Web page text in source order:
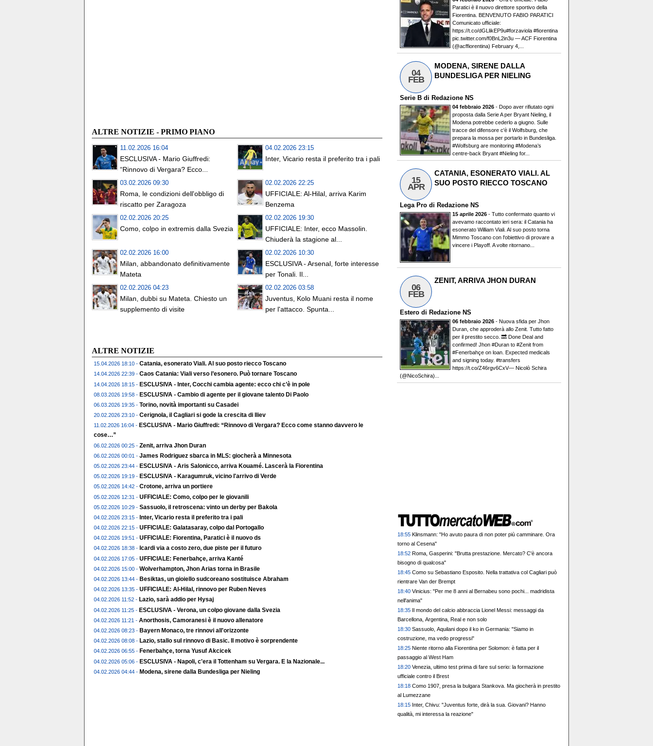
ALTRE NOTIZIE - PRIMO PIANO
11.02.2026 16:04
ESCLUSIVA - Mario Giuffredi:
“Rinnovo di Vergara? Ecco...
04.02.2026 23:15
Inter, Vicario resta il preferito tra i pali
03.02.2026 09:30
Roma, le condizioni dell'obbligo di
riscatto per Zaragoza
02.02.2026 22:25
UFFICIALE: Al-Hilal, arriva Karim
Benzema
02.02.2026 20:25
Como, colpo in extremis dalla Svezia
02.02.2026 19:30
UFFICIALE: Inter, ecco Massolin.
Chiuderà la stagione al...
02.02.2026 16:00
Milan, abbandonato definitivamente
Mateta
02.02.2026 10:30
ESCLUSIVA - Arsenal, forte interesse
per Tonali. Il...
02.02.2026 04:23
Milan, dubbi su Mateta. Chiesto un
supplemento di visite
02.02.2026 03:58
Juventus, Kolo Muani resta il nome
per l'attacco. Spunta...
ALTRE NOTIZIE
15.04.2026 18:10 - Catania, esonerato Viali. Al suo posto riecco Toscano
14.04.2026 22:39 - Caos Catania: Viali verso l’esonero. Può tornare Toscano
14.04.2026 18:15 - ESCLUSIVA - Inter, Cocchi cambia agente: ecco chi c’è in pole
08.03.2026 19:58 - ESCLUSIVA - Cambio di agente per il giovane talento Di Paolo
06.03.2026 19:35 - Torino, novità importanti su Casadei
20.02.2026 23:10 - Cerignola, il Cagliari si gode la crescita di Iliev
11.02.2026 16:04 - ESCLUSIVA - Mario Giuffredi: “Rinnovo di Vergara? Ecco come stanno davvero le
cose…”
06.02.2026 00:25 - Zenit, arriva Jhon Duran
06.02.2026 00:01 - James Rodriguez sbarca in MLS: giocherà a Minnesota
05.02.2026 23:44 - ESCLUSIVA - Aris Salonicco, arriva Kouamé. Lascerà la Fiorentina
05.02.2026 19:19 - ESCLUSIVA - Karagumruk, vicino l'arrivo di Verde
05.02.2026 14:42 - Crotone, arriva un portiere
05.02.2026 12:31 - UFFICIALE: Como, colpo per le giovanili
05.02.2026 10:29 - Sassuolo, il retroscena: vinto un derby per Bakola
04.02.2026 23:15 - Inter, Vicario resta il preferito tra i pali
04.02.2026 22:15 - UFFICIALE: Galatasaray, colpo dal Portogallo
04.02.2026 19:51 - UFFICIALE: Fiorentina, Paratici è il nuovo ds
04.02.2026 18:38 - Icardi via a costo zero, due piste per il futuro
04.02.2026 17:05 - UFFICIALE: Fenerbahçe, arriva Kanté
04.02.2026 15:00 - Wolverhampton, Jhon Arias torna in Brasile
04.02.2026 13:44 - Besiktas, un gioiello sudcoreano sostituisce Abraham
04.02.2026 13:35 - UFFICIALE: Al-Hilal, rinnovo per Ruben Neves
04.02.2026 11:52 - Lazio, sarà addio per Hysaj
04.02.2026 11:25 - ESCLUSIVA - Verona, un colpo giovane dalla Svezia
04.02.2026 11:21 - Anorthosis, Camoranesi è il nuovo allenatore
04.02.2026 08:23 - Bayern Monaco, tre rinnovi all'orizzonte
04.02.2026 08:08 - Lazio, stallo sul rinnovo di Basic. Il motivo è sorprendente
04.02.2026 06:55 - Fenerbahçe, torna Yusuf Akcicek
04.02.2026 05:06 - ESCLUSIVA - Napoli, c'era il Tottenham su Vergara. E la Nazionale...
04.02.2026 04:44 - Modena, sirene dalla Bundesliga per Nieling
Paratici è il nuovo direttore sportivo della
Fiorentina. BENVENUTO FABIO PARATICI️
Comunicato ufficiale:
https://t.co/dGLlikEP9u#forzaviola #fiorentina
pic.twitter.com/f0BnL2in3u — ACF Fiorentina
(@acffiorentina) February 4,...
04
FEB
MODENA, SIRENE DALLA
BUNDESLIGA PER NIELING
Serie B di Redazione NS
04 febbraio 2026 - Dopo aver rifiutato ogni
proposta dalla Serie A per Bryant Nieling, il
Modena potrebbe cederlo a giugno. Sulle
tracce del difensore c'è il Wolfsburg, che
prepara la mossa per portarlo in Bundesliga.
#Wolfsburg are monitoring #Modena’s
centre-back Bryant #Nieling for...
15
APR
CATANIA, ESONERATO VIALI. AL
SUO POSTO RIECCO TOSCANO
Lega Pro di Redazione NS
15 aprile 2026 - Tutto confermato quanto vi
avevamo raccontato ieri sera: il Catania ha
esonerato William Viali. Al suo posto torna
Mimmo Toscano con l'obiettivo di provare a
vincere i Playoff. A volte ritornano...
06
FEB
ZENIT, ARRIVA JHON DURAN
Estero di Redazione NS
06 febbraio 2026 - Nuova sfida per Jhon
Duran, che approderà allo Zenit. Tutto fatto
per il prestito secco. 🔜 Done Deal and
confirmed! Jhon #Duran to #Zenit from
#Fenerbahçe on loan. Expected medicals
and signing today. #transfers
https://t.co/Z46rgv6CxV— Nicolò Schira
(@NicoSchira)...
18:55 Klinsmann: "Ho avuto paura di non poter più camminare. Ora
torno al Cesena"
18:52 Roma, Gasperini: "Brutta prestazione. Mercato? C'è ancora
bisogno di qualcosa"
18:45 Como su Sebastiano Esposito. Nella trattativa col Cagliari può
rientrare Van der Brempt
18:40 Vinicius: "Per me 8 anni al Bernabeu sono pochi... madridista
nell'anima"
18:35 Il mondo del calcio abbraccia Lionel Messi: messaggi da
Barcellona, Argentina, Real e non solo
18:30 Sassuolo, Aquilani dopo il ko in Germania: "Siamo in
costruzione, ma vedo progressi"
18:25 Niente ritorno alla Fiorentina per Solomon: è fatta per il
passaggio al West Ham
18:20 Venezia, ultimo test prima di fare sul serio: la formazione
ufficiale contro il Brest
18:18 Como 1907, presa la bulgara Stankova. Ma giocherà in prestito
al Lumezzane
18:15 Inter, Chivu: "Juventus forte, dirà la sua. Giovani? Hanno
qualità, mi interessa la reazione"